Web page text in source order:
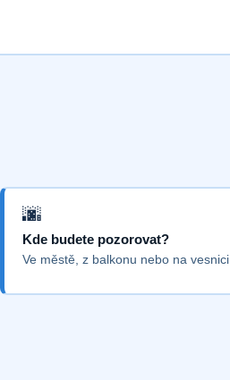
Kde budete pozorovat?
Ve městě, z balkonu nebo na vesnici